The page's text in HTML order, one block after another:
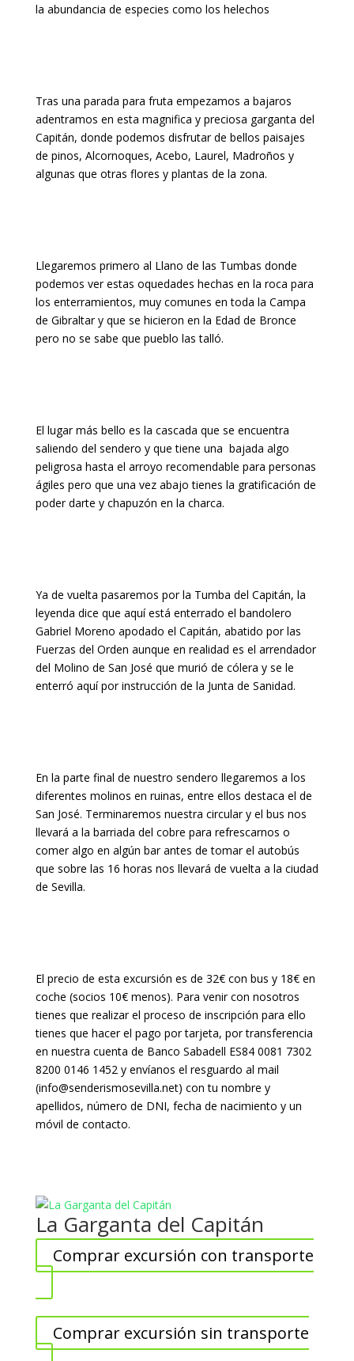
la abundancia de especies como los helechos
Tras una parada para fruta empezamos a bajaros
adentramos en esta magnifica y preciosa garganta del
Capitán, donde podemos disfrutar de bellos paisajes
de pinos, Alcornoques, Acebo, Laurel, Madroños y
algunas que otras flores y plantas de la zona.
Llegaremos primero al Llano de las Tumbas donde
podemos ver estas oquedades hechas en la roca para
los enterramientos, muy comunes en toda la Campa
de Gibraltar y que se hicieron en la Edad de Bronce
pero no se sabe que pueblo las talló.
El lugar más bello es la cascada que se encuentra
saliendo del sendero y que tiene una bajada algo
peligrosa hasta el arroyo recomendable para personas
ágiles pero que una vez abajo tienes la gratificación de
poder darte y chapuzón en la charca.
Ya de vuelta pasaremos por la Tumba del Capitán, la
leyenda dice que aquí está enterrado el bandolero
Gabriel Moreno apodado el Capitán, abatido por las
Fuerzas del Orden aunque en realidad es el arrendador
del Molino de San José que murió de cólera y se le
enterró aquí por instrucción de la Junta de Sanidad.
En la parte final de nuestro sendero llegaremos a los
diferentes molinos en ruinas, entre ellos destaca el de
San José. Terminaremos nuestra circular y el bus nos
llevará a la barriada del cobre para refrescarnos o
comer algo en algún bar antes de tomar el autobús
que sobre las 16 horas nos llevará de vuelta a la ciudad
de Sevilla.
El precio de esta excursión es de 32€ con bus y 18€ en
coche (socios 10€ menos). Para venir con nosotros
tienes que realizar el proceso de inscripción para ello
tienes que hacer el pago por tarjeta, por transferencia
en nuestra cuenta de Banco Sabadell ES84 0081 7302
8200 0146 1452 y envíanos el resguardo al mail
(info@senderismosevilla.net) con tu nombre y
apellidos, número de DNI, fecha de nacimiento y un
móvil de contacto.
La Garganta del Capitán
Comprar excursión con transporte
Comprar excursión sin transporte